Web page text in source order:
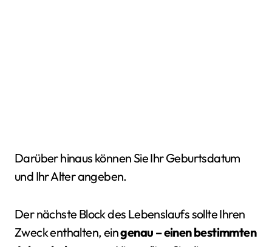
Darüber hinaus können Sie Ihr Geburtsdatum
und Ihr Alter angeben.
Der nächste Block des Lebenslaufs sollte Ihren
Zweck enthalten, eingenau – einen bestimmten